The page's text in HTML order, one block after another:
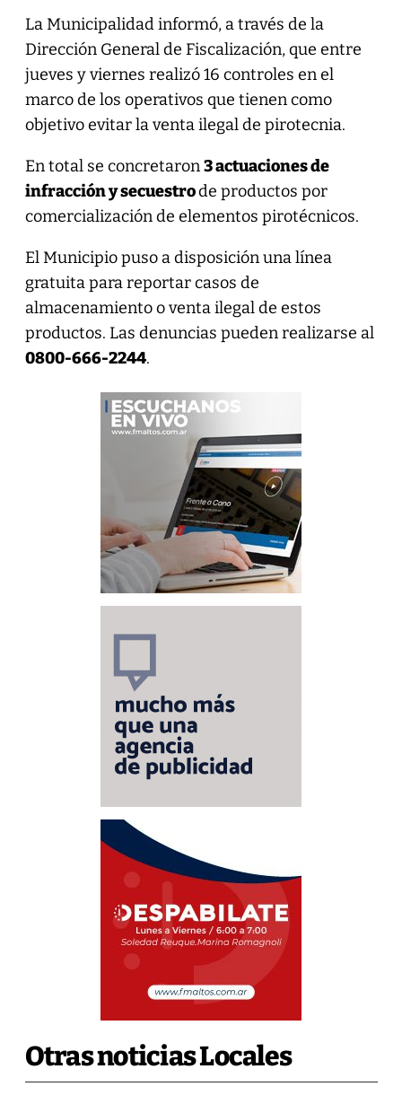
La Municipalidad informó, a través de la
Dirección General de Fiscalización, que entre
jueves y viernes realizó 16 controles en el
marco de los operativos que tienen como
objetivo evitar la venta ilegal de pirotecnia.
En total se concretaron3 actuaciones de
infracción y secuestrode productos por
comercialización de elementos pirotécnicos.
El Municipio puso a disposición una línea
gratuita para reportar casos de
almacenamiento o venta ilegal de estos
productos. Las denuncias pueden realizarse al
0800-666-2244.
Otras noticias Locales